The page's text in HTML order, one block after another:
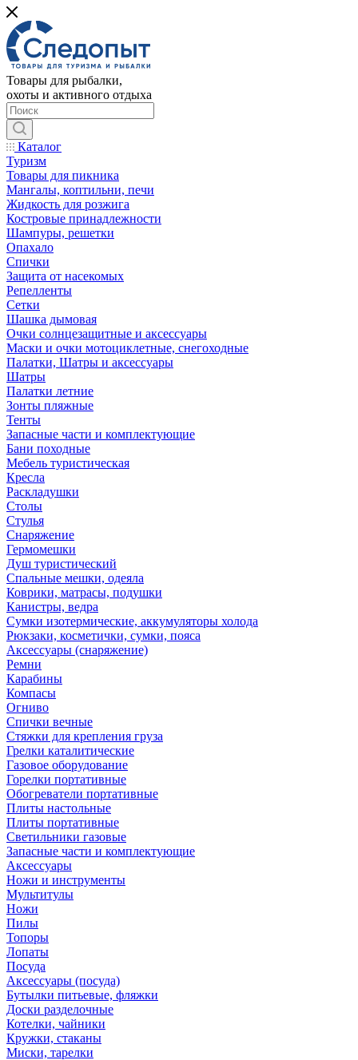
Товары для рыбалки,
охоты и активного отдыха
Каталог
Туризм
Товары для пикника
Мангалы, коптильни, печи
Жидкость для розжига
Костровые принадлежности
Шампуры, решетки
Опахало
Спички
Защита от насекомых
Репелленты
Сетки
Шашка дымовая
Очки солнцезащитные и аксессуары
Маски и очки мотоциклетные, снегоходные
Палатки, Шатры и аксессуары
Шатры
Палатки летние
Зонты пляжные
Тенты
Запасные части и комплектующие
Бани походные
Мебель туристическая
Кресла
Раскладушки
Столы
Стулья
Снаряжение
Гермомешки
Душ туристический
Спальные мешки, одеяла
Коврики, матрасы, подушки
Канистры, ведра
Сумки изотермические, аккумуляторы холода
Рюкзаки, косметички, сумки, пояса
Аксессуары (снаряжение)
Ремни
Карабины
Компасы
Огниво
Спички вечные
Стяжки для крепления груза
Грелки каталитические
Газовое оборудование
Горелки портативные
Обогреватели портативные
Плиты настольные
Плиты портативные
Светильники газовые
Запасные части и комплектующие
Аксессуары
Ножи и инструменты
Мультитулы
Ножи
Пилы
Топоры
Лопаты
Посуда
Аксессуары (посуда)
Бутылки питьевые, фляжки
Доски разделочные
Котелки, чайники
Кружки, стаканы
Миски, тарелки